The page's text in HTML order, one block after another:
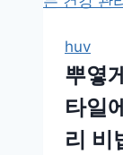
huv
뿌옇
타일
리 비